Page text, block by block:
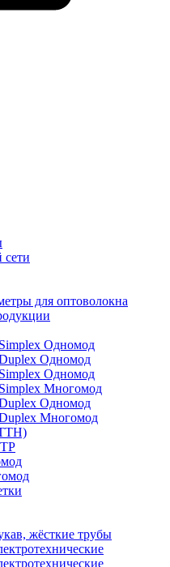
сети
для оптоволокна
Одномод
Одномод
Одномод
Многомод
Одномод
Многомод
жёсткие трубы